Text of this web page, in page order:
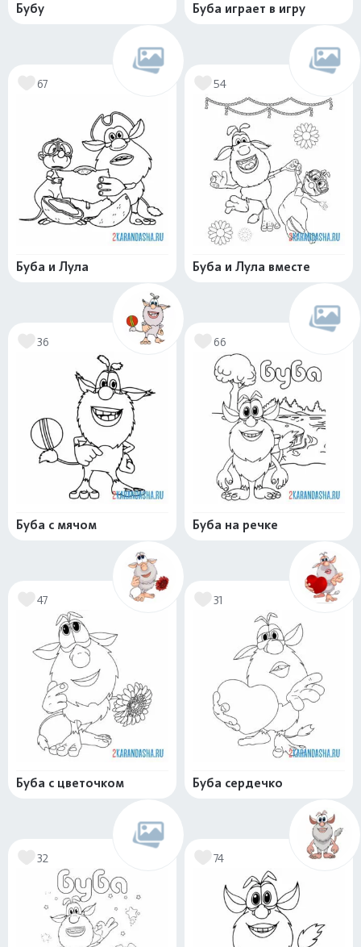
Бубу Буба играет в игру
67
Буба и Лула
54
Буба и Лула вместе
36
Буба с мячом
66
Буба на речке
47
Буба с цветочком
31
Буба сердечко
32 74